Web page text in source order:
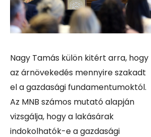
Nagy Tamás külön kitért arra, hogy
az árnövekedés mennyire szakadt
el a gazdasági fundamentumoktól.
Az MNB számos mutató alapján
vizsgálja, hogy a lakásárak
indokolhatók-e a gazdasági